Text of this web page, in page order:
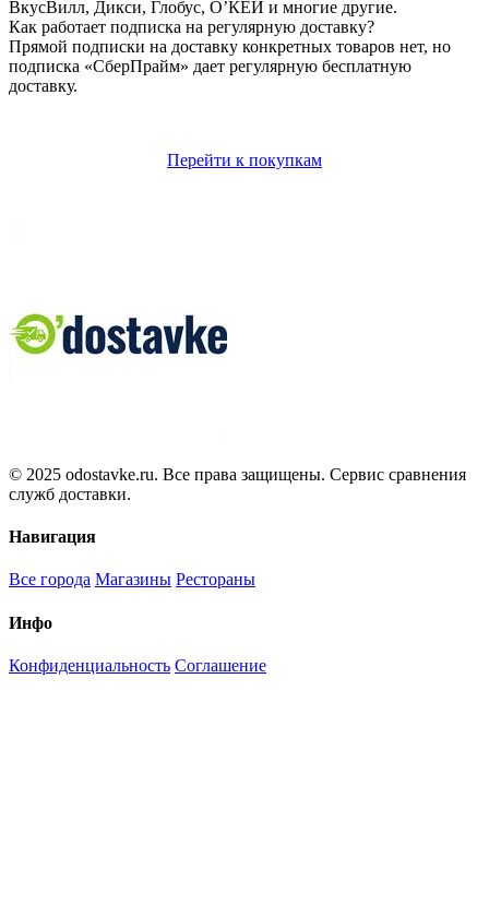
ВкусВилл, Дикси, Глобус, О’КЕЙ и многие другие.
Как работает подписка на регулярную доставку?
Прямой подписки на доставку конкретных товаров нет, но
подписка «СберПрайм» дает регулярную бесплатную
доставку.
Перейти к покупкам
© 2025 odostavke.ru. Все права защищены. Сервис сравнения
служб доставки.
Навигация
Все города Магазины Рестораны
Инфо
Конфиденциальность Соглашение